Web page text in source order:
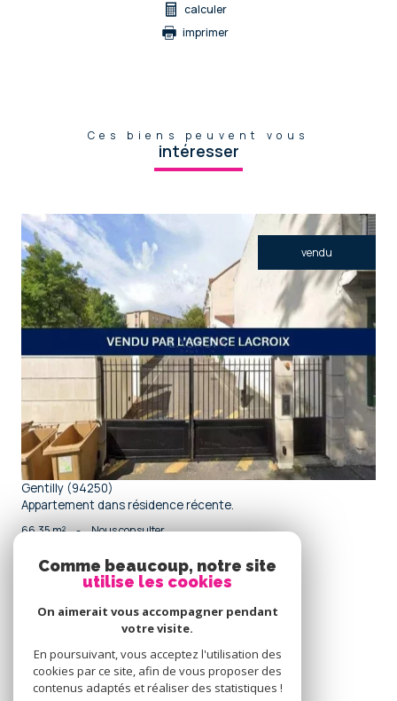
calculer
imprimer
Ces biens peuvent vous
intéresser
vendu
voir le bien
Gentilly (94250)
Appartement dans résidence récente.
66,35 m² - Nous consulter
connecter
espace propriétaire
Nous
Comme beaucoup, notre site
utilise les cookies
On aimerait vous accompagner pendant
votre visite.
En poursuivant, vous acceptez l'utilisation des
cookies par ce site, afin de vous proposer des
contenus adaptés et réaliser des statistiques !